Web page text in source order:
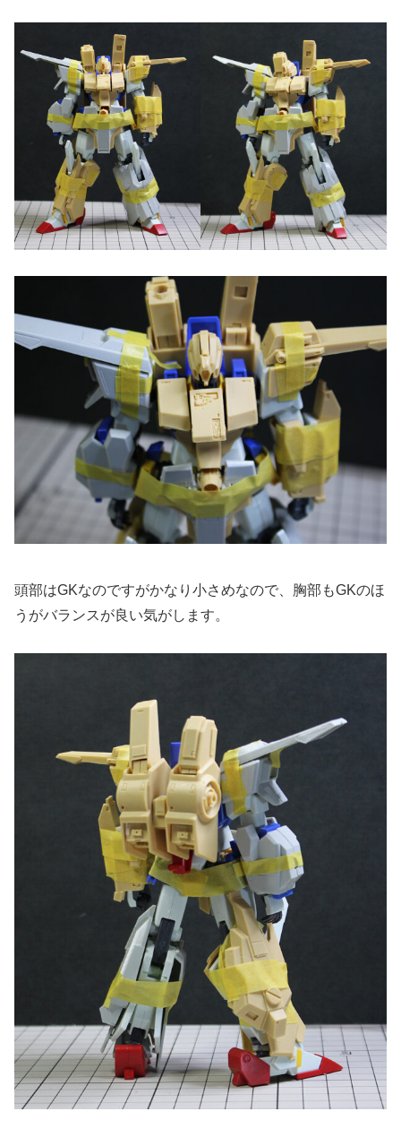
頭部はGKなのですがかなり小さめなので、胸部もGKのほ
うがバランスが良い気がします。